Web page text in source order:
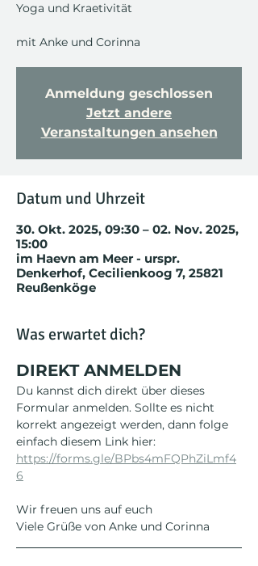
Yoga und Kraetivität
mit Anke und Corinna
Anmeldung geschlossen
Jetzt andere
Veranstaltungen ansehen
Datum und Uhrzeit
30. Okt. 2025, 09:30 – 02. Nov. 2025,
15:00
im Haevn am Meer - urspr.
Denkerhof, Cecilienkoog 7, 25821
Reußenköge
Was erwartet dich?
DIREKT ANMELDEN
Du kannst dich direkt über dieses
Formular anmelden. Sollte es nicht
korrekt angezeigt werden, dann folge
einfach diesem Link hier:
https://forms.gle/BPbs4mFQPhZiLmf4
6
Wir freuen uns auf euch
Viele Grüße von Anke und Corinna